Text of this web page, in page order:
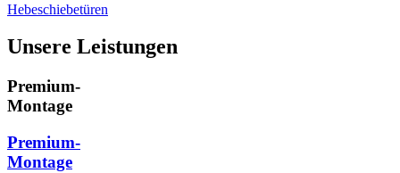
Hebeschiebetüren
Unsere Leistungen
Premium-
Montage
Premium-
Montage